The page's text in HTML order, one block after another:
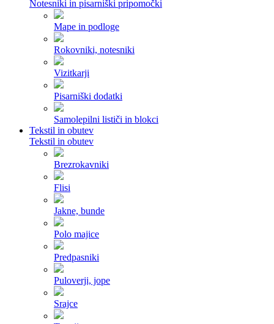
Notesniki in pisarniški pripomočki
Mape in podloge
Rokovniki, notesniki
Vizitkarji
Pisarniški dodatki
Samolepilni lističi in blokci
Tekstil in obutev
Tekstil in obutev
Brezrokavniki
Flisi
Jakne, bunde
Polo majice
Predpasniki
Puloverji, jope
Srajce